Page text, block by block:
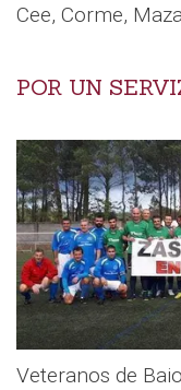
Cee, Corme,
POR UN
Veteranos de